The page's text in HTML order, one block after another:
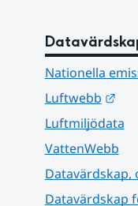
Nationella
Luftwebb
Luftmiljödata
VattenWebb
Datavärdskap